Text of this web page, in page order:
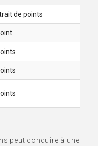
de points
peut conduire à une